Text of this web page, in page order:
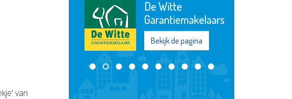
van
pagina
De Witte
Garantiemakelaars
Bekijk de pagina